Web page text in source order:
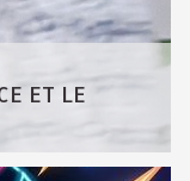
ET LE